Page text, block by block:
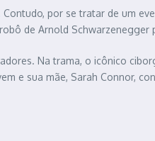
por se tratar de um
de Arnold Schwarzenegger
Na trama, o icônico
e sua mãe, Sarah Connor,